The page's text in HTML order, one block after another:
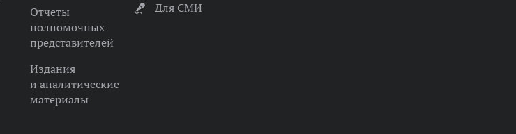
Отчеты
полномочных
представителей
Издания
и аналитические
материалы
Для СМИ